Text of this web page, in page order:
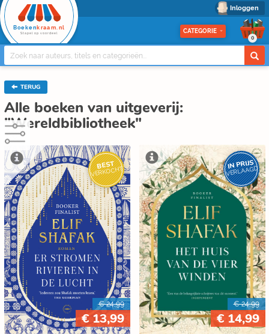
Inloggen
Boeken kraam.nl
Stapel op voordeel CATEGORIE
0
TERUG
Alle boeken van uitgeverij:
"Wereldbibliotheek"
BEST
VERKOCHT
€ 24,99
€ 13,99
IN PRIJS
VERLAAGD
€ 24,99
€ 14,99